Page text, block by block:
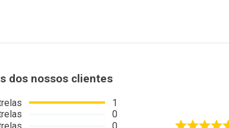
dos nossos clientes
1
0
0